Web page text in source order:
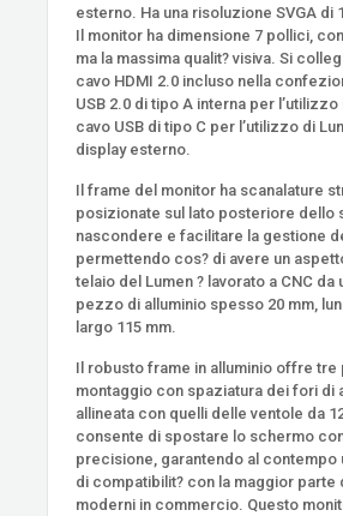
esterno. Ha una risoluzione SVGA di
Il monitor ha dimensione 7 pollici,
ma la massima qualit? visiva. Si
cavo HDMI 2.0 incluso nella
USB 2.0 di tipo A interna per
cavo USB di tipo C per l’utilizzo di
display esterno.
Il frame del monitor ha scanalature
posizionate sul lato posteriore dello
nascondere e facilitare la gestione
permettendo cos? di avere un
telaio del Lumen ? lavorato a CNC da
pezzo di alluminio spesso 20 mm,
largo 115 mm.
Il robusto frame in alluminio offre tre
montaggio con spaziatura dei fori di
allineata con quelli delle ventole da
consente di spostare lo schermo
precisione, garantendo al contempo
di compatibilit? con la maggior parte
moderni in commercio. Questo